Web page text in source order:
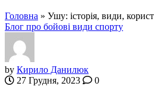
Головна » Ушу: історія, види,
Блог про бойові види спорту
by Кирило Данилюк
27 Грудня, 2023
0